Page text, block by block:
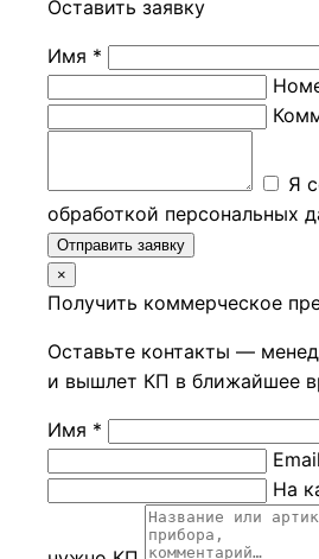
Оставить заявку
Имя *
Я
обработкой персональных
Отправить заявку
×
Получить коммерческое
Оставьте контакты —
и вышлет КП в ближайшее
Имя *
На